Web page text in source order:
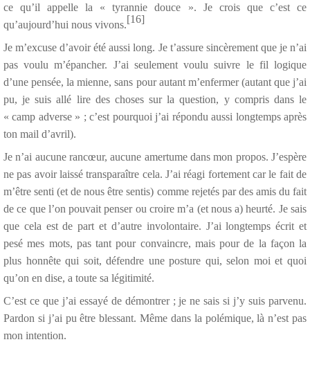
ce qu’il appelle la « tyrannie douce ». Je crois que c’est ce
qu’aujourd’hui nous vivons.[16]
Je m’excuse d’avoir été aussi long. Je t’assure sincèrement que je n’ai
pas voulu m’épancher. J’ai seulement voulu suivre le fil logique
d’une pensée, la mienne, sans pour autant m’enfermer (autant que j’ai
pu, je suis allé lire des choses sur la question, y compris dans le
« camp adverse » ; c’est pourquoi j’ai répondu aussi longtemps après
ton mail d’avril).
Je n’ai aucune rancœur, aucune amertume dans mon propos. J’espère
ne pas avoir laissé transparaître cela. J’ai réagi fortement car le fait de
m’être senti (et de nous être sentis) comme rejetés par des amis du fait
de ce que l’on pouvait penser ou croire m’a (et nous a) heurté. Je sais
que cela est de part et d’autre involontaire. J’ai longtemps écrit et
pesé mes mots, pas tant pour convaincre, mais pour de la façon la
plus honnête qui soit, défendre une posture qui, selon moi et quoi
qu’on en dise, a toute sa légitimité.
C’est ce que j’ai essayé de démontrer ; je ne sais si j’y suis parvenu.
Pardon si j’ai pu être blessant. Même dans la polémique, là n’est pas
mon intention.